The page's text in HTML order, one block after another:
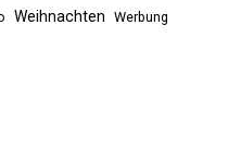
Weihnachten Werbung